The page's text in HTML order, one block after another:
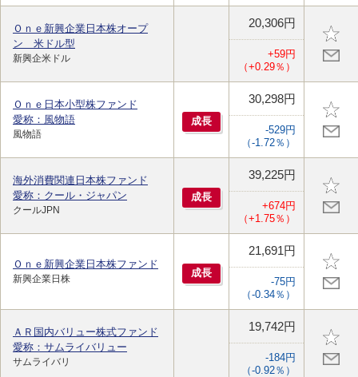
Ｏｎｅ新興企業日本株オープ
ン 米ドル型
新興企米ドル
20,306円
+59円
（+0.29％）
Ｏｎｅ日本小型株ファンド
愛称：風物語
風物語
成長
30,298円
-529円
（-1.72％）
海外消費関連日本株ファンド
愛称：クール・ジャパン
クールJPN
成長
39,225円
+674円
（+1.75％）
Ｏｎｅ新興企業日本株ファンド
新興企業日株 成長
21,691円
-75円
（-0.34％）
ＡＲ国内バリュー株式ファンド
愛称：サムライバリュー
サムライバリ
19,742円
-184円
（-0.92％）